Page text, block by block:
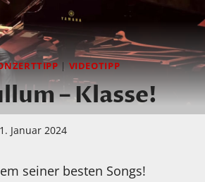
| VIDEOTIPP
– Klasse!
Januar 2024
seiner besten Songs!